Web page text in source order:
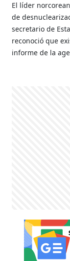
El líder
de
secretario de
reconoció que
informe de la